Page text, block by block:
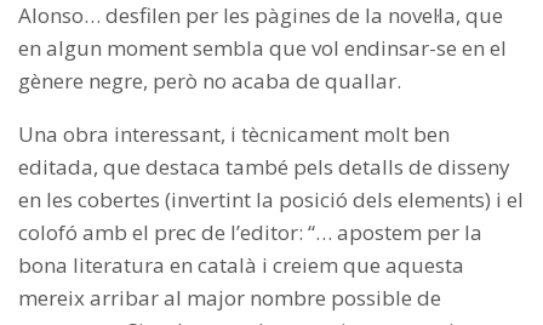
Alonso… desfilen per les pàgines de la novel·la, que
en algun moment sembla que vol endinsar-se en el
gènere negre, però no acaba de quallar.
Una obra interessant, i tècnicament molt ben
editada, que destaca també pels detalls de disseny
en les cobertes (invertint la posició dels elements) i el
colofó amb el prec de l’editor: “… apostem per la
bona literatura en català i creiem que aquesta
mereix arribar al major nombre possible de